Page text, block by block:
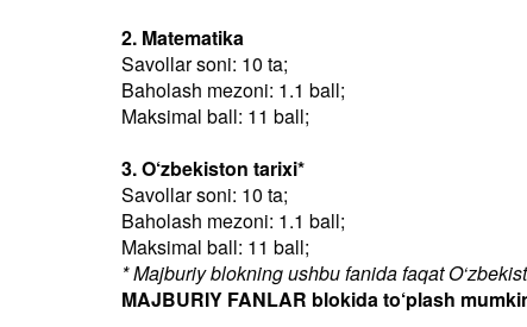
2. Matematika
Savollar soni: 10 ta;
Baholash mezoni: 1.1 ball;
Maksimal ball: 11 ball;
3. O‘zbekiston tarixi*
Savollar soni: 10 ta;
Baholash mezoni: 1.1 ball;
Maksimal ball: 11 ball;
* Majburiy blokning ushbu fanida faqat
MAJBURIY FANLAR blokida to‘plash